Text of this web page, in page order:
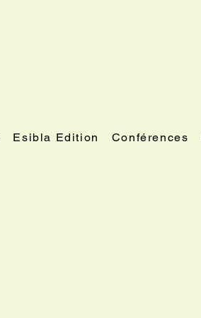
Esibla Edition Conférences